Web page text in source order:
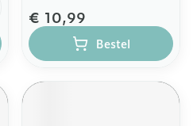
€ 10,99
Bestel